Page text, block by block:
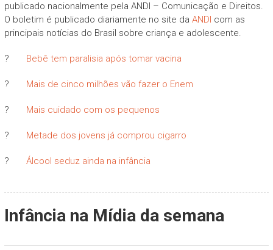
publicado nacionalmente pela ANDI – Comunicação e Direitos.
O boletim é publicado diariamente no site da ANDI com as
principais notícias do Brasil sobre criança e adolescente.
? Bebê tem paralisia após tomar vacina
? Mais de cinco milhões vão fazer o Enem
? Mais cuidado com os pequenos
? Metade dos jovens já comprou cigarro
? Álcool seduz ainda na infância
Infância na Mídia da semana